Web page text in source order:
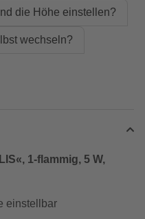
die Höhe einstellen?
wechseln?
1-flammig, 5 W,
einstellbar